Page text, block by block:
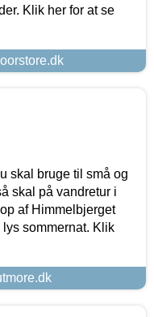
Klik her for at se
skal bruge til små og
skal på vandretur i
af Himmelbjerget
sommernat. Klik